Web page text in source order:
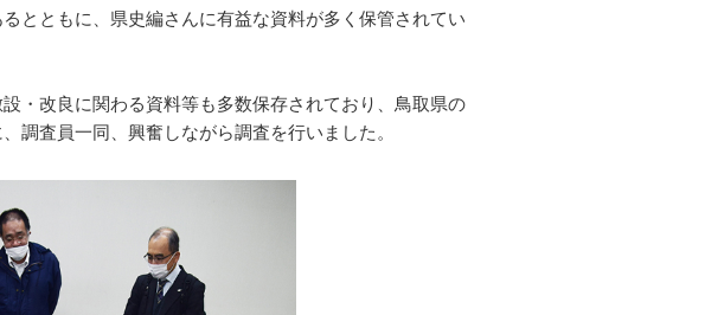
とともに、県史編さんに有益な資料が多く保管されてい
・改良に関わる資料等も多数保存されており、鳥取県の
調査員一同、興奮しながら調査を行いました。